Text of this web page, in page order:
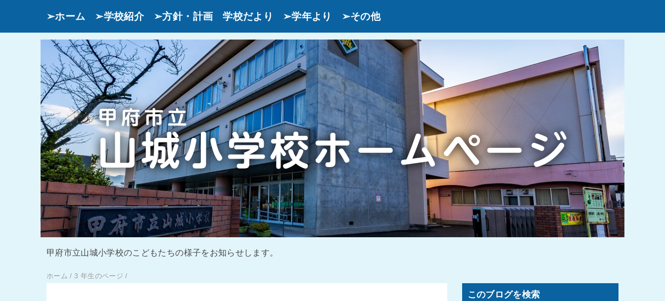
➢ホーム ➢学校紹介 ➢方針・計画 学校だより ➢学年より ➢その他
甲府市立山城小学校のこどもたちの様子をお知らせします。
ホーム /3 年生のページ /
このブログを検索